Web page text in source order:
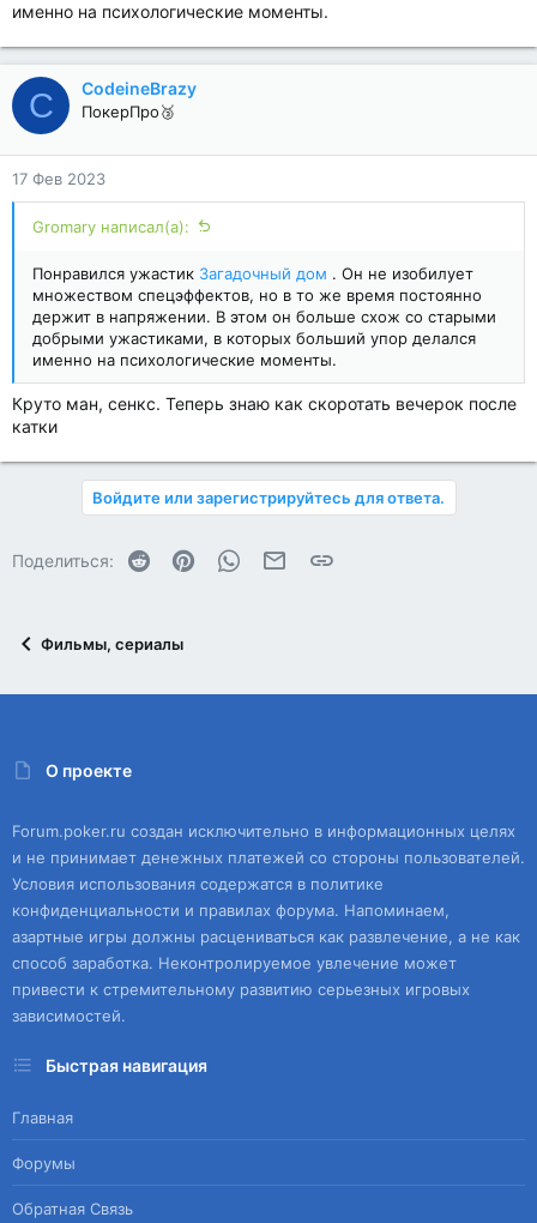
именно на психологические моменты.
C CodeineBrazy
ПокерПро🥉
17 Фев 2023
Gromary написал(а):
Понравился ужастик Загадочный дом . Он не изобилует
множеством спецэффектов, но в то же время постоянно
держит в напряжении. В этом он больше схож со старыми
добрыми ужастиками, в которых больший упор делался
именно на психологические моменты.
Круто ман, сенкс. Теперь знаю как скоротать вечерок после
катки
Войдите или зарегистрируйтесь для ответа.
Поделиться: Reddit PinterestWhatsAppЭлектронная почта
Ссылка
Фильмы, сериалы
О проекте
Forum.poker.ru создан исключительно в информационных целях
и не принимает денежных платежей со стороны пользователей.
Условия использования содержатся в политике
конфиденциальности и правилах форума. Напоминаем,
азартные игры должны расцениваться как развлечение, а не как
способ заработка. Неконтролируемое увлечение может
привести к стремительному развитию серьезных игровых
зависимостей.
Быстрая навигация
Главная
Форумы
Обратная Связь